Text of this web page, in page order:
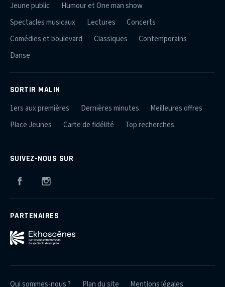
Jeune public
Humour et One man show
Spectacles musicaux
Lectures
Concerts
Comédies et boulevard
Classiques
Contemporains
Danse
SORTIR MALIN
1ers aux premières Dernières minutes
Meilleures offres
Place Jeunes
Carte de fidélité Top recherches
SUIVEZ-NOUS SUR
Facebook
PARTENAIRES
Qui sommes-nous ? Plan du site Mentions légales